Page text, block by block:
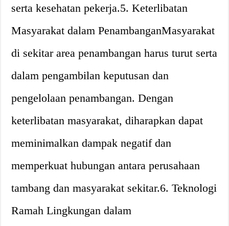
serta kesehatan pekerja.5. Keterlibatan
Masyarakat dalam PenambanganMasyarakat
di sekitar area penambangan harus turut serta
dalam pengambilan keputusan dan
pengelolaan penambangan. Dengan
keterlibatan masyarakat, diharapkan dapat
meminimalkan dampak negatif dan
memperkuat hubungan antara perusahaan
tambang dan masyarakat sekitar.6. Teknologi
Ramah Lingkungan dalam